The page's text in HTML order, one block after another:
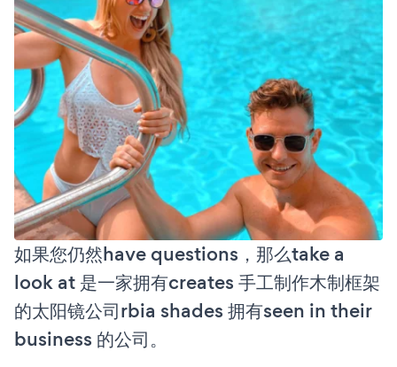
如果您仍然have questions，那么take a
look at 是一家拥有creates 手工制作木制框架
的太阳镜公司rbia shades 拥有seen in their
business 的公司。